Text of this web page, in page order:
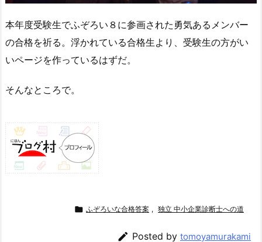
本年度受験生でふぞろい８に参画された勇気あるメンバー
の合格を祈る。浮かれている合格生より、受験生の方がい
いページを作っているはずだ。
そんなところで。
 ふぞろいな合格答案 , 独立 中小企業診断士への道
 Posted by tomoyamurakami